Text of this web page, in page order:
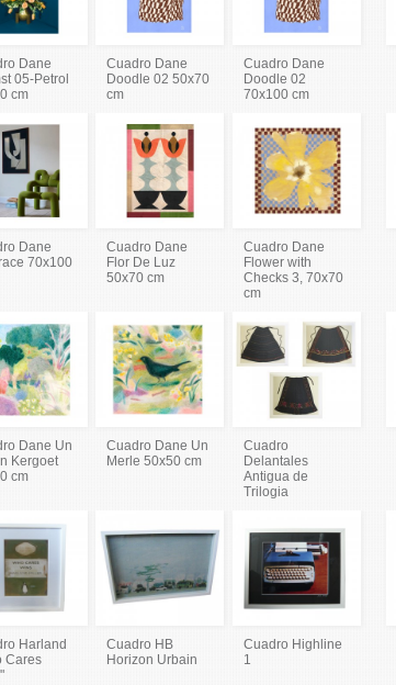
Dane
05-Petrol
cm
Cuadro Dane
Doodle 02 50x70
cm
Cuadro Dane
Doodle 02
70x100 cm
Dane
70x100
Cuadro Dane
Flor De Luz
50x70 cm
Cuadro Dane
Flower with
Checks 3, 70x70
cm
Dane Un
Kergoet
cm
Cuadro Dane Un
Merle 50x50 cm
Cuadro
Delantales
Antigua de
Trilogia
Harland
Cares
Cuadro HB
Horizon Urbain
Cuadro Highline
1